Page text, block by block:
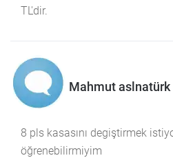
TL'dir.
Mahmut aslnatürk
8 pls kasasını degiştirmek
öğrenebilirmiyim